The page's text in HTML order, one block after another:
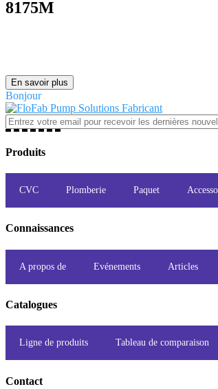
8175M
En savoir plus
Bonjour
Produits
CVC Plomberie Paquet
Connaissances
A propos de Evénements Articles
Catalogues
Ligne de produits Tableau de comparaison
Contact